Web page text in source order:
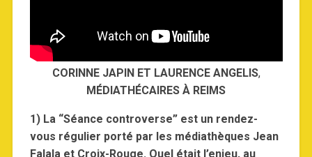
CORINNE JAPIN ET LAURENCE ANGELIS,
MÉDIATHÉCAIRES À REIMS
1) La “Séance controverse” est un rendez-
vous régulier porté par les médiathèques Jean
Falala et Croix-Rouge. Quel était l’enjeu, au